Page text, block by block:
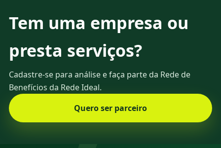
Tem uma empresa ou
presta serviços?
Cadastre-se para análise e faça parte da Rede de
Benefícios da Rede Ideal.
Quero ser parceiro